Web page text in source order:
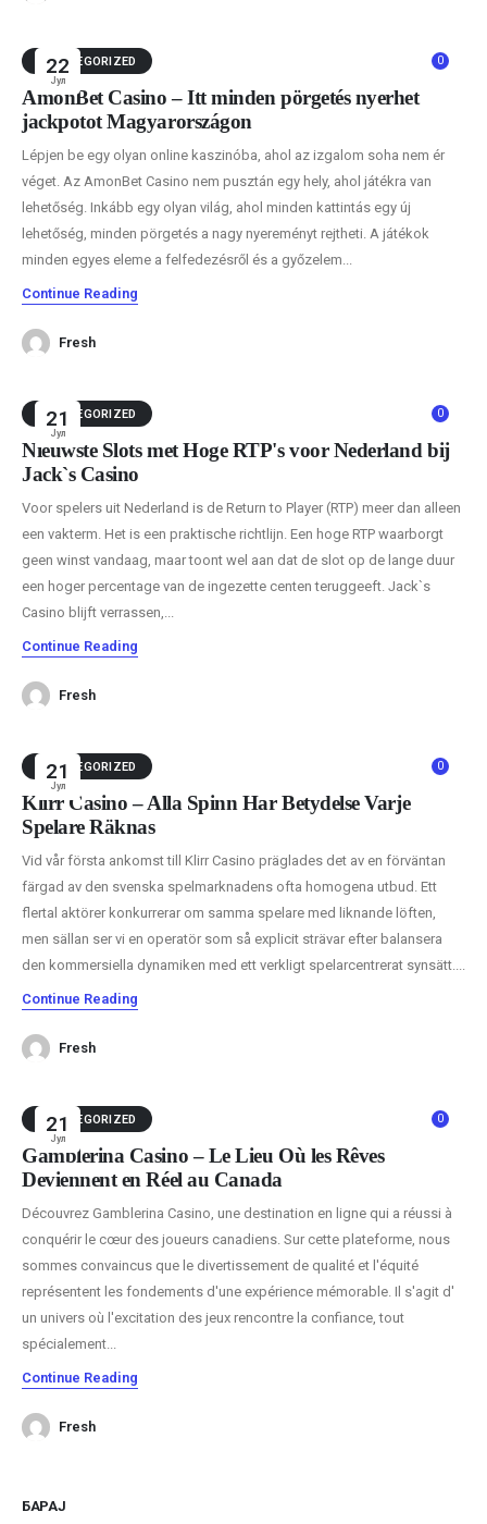
22
Јул
0
UNCATEGORIZED
AmonBet Casino – Itt minden pörgetés nyerhet
jackpotot Magyarországon
Lépjen be egy olyan online kaszinóba, ahol az izgalom soha nem ér
véget. Az AmonBet Casino nem pusztán egy hely, ahol játékra van
lehetőség. Inkább egy olyan világ, ahol minden kattintás egy új
lehetőség, minden pörgetés a nagy nyereményt rejtheti. A játékok
minden egyes eleme a felfedezésről és a győzelem...
Continue Reading
Fresh
21
Јул
0
UNCATEGORIZED
Nieuwste Slots met Hoge RTP's voor Nederland bij
Jack`s Casino
Voor spelers uit Nederland is de Return to Player (RTP) meer dan alleen
een vakterm. Het is een praktische richtlijn. Een hoge RTP waarborgt
geen winst vandaag, maar toont wel aan dat de slot op de lange duur
een hoger percentage van de ingezette centen teruggeeft. Jack`s
Casino blijft verrassen,...
Continue Reading
Fresh
21
Јул
0
UNCATEGORIZED
Klirr Casino – Alla Spinn Har Betydelse Varje
Spelare Räknas
Vid vår första ankomst till Klirr Casino präglades det av en förväntan
färgad av den svenska spelmarknadens ofta homogena utbud. Ett
flertal aktörer konkurrerar om samma spelare med liknande löften,
men sällan ser vi en operatör som så explicit strävar efter balansera
den kommersiella dynamiken med ett verkligt spelarcentrerat synsätt....
Continue Reading
Fresh
21
Јул
0
UNCATEGORIZED
Gamblerina Casino – Le Lieu Où les Rêves
Deviennent en Réel au Canada
Découvrez Gamblerina Casino, une destination en ligne qui a réussi à
conquérir le cœur des joueurs canadiens. Sur cette plateforme, nous
sommes convaincus que le divertissement de qualité et l'équité
représentent les fondements d'une expérience mémorable. Il s'agit d'
un univers où l'excitation des jeux rencontre la confiance, tout
spécialement...
Continue Reading
Fresh
БАРАЈ